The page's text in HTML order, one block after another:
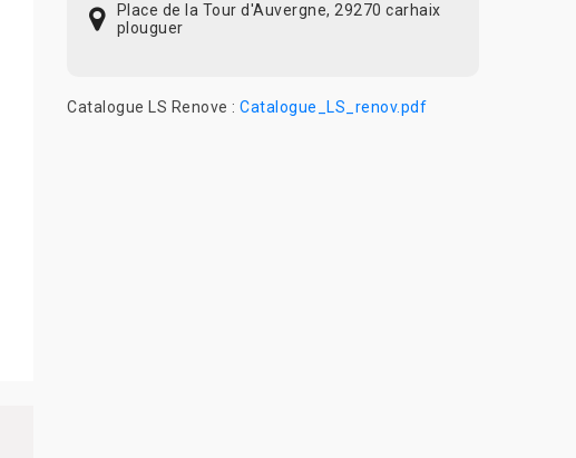
Place de la Tour d'Auvergne, 29270 carhaix
plouguer
Catalogue LS Renove : Catalogue_LS_renov.pdf